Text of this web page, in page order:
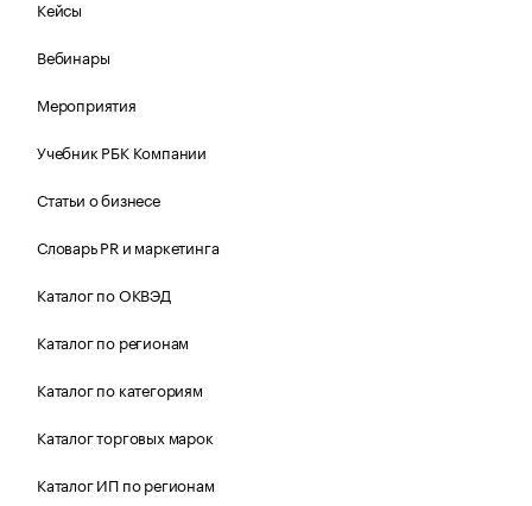
Кейсы
Вебинары
Мероприятия
Учебник РБК Компании
Статьи о бизнесе
Словарь PR и маркетинга
Каталог по ОКВЭД
Каталог по регионам
Каталог по категориям
Каталог торговых марок
Каталог ИП по регионам